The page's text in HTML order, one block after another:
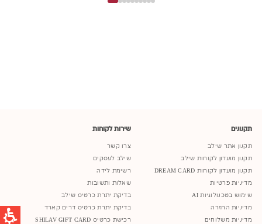
תקנונים
תקנון אתר שילב
תקנון מועדון לקוחות שילב
תקנון מועדון לקוחות DREAM CARD
מדיניות פרטיות
שימוש בטכנולוגיות AI
מדיניות החזרה
מדיניות משלוחים
שירות לקוחות
צרו קשר
שילב לעסקים
רשימת לידה
שאלות ותשובות
בדיקת יתרת כרטיס שילב
בדיקת יתרת כרטיס דרים קארד
רכישת כרטיס SHILAV GIFT CARD